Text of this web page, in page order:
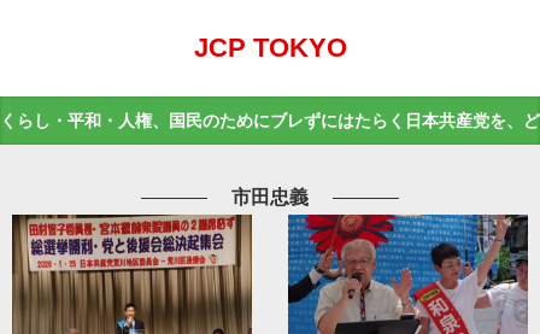
JCP TOKYO
くらし・平和・人権、国民のためにブレずにはたらく日本共産党を、
市田忠義